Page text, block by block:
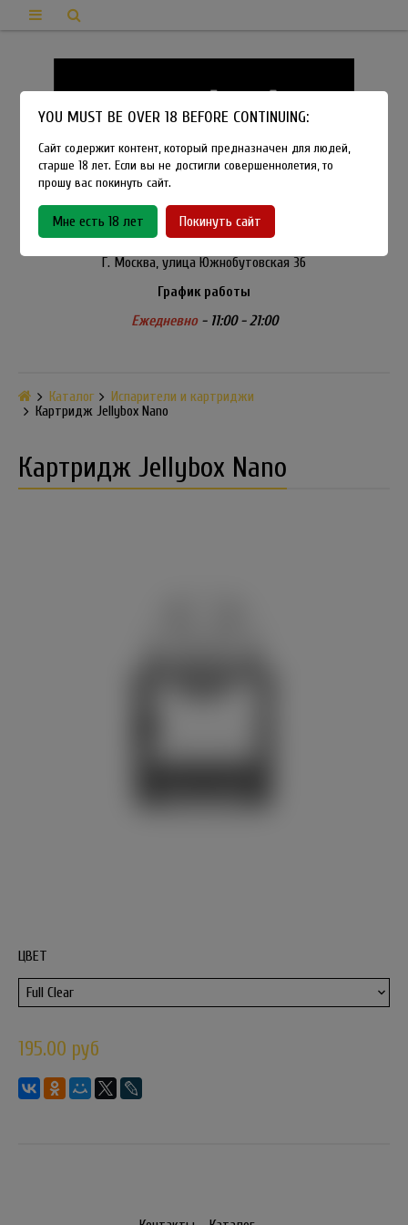
8-915-450-21-92
Розничный магазин Method Vapeshop
Г. Москва, улица Южнобутовская 36
График работы
Ежедневно- 11:00 - 21:00
Каталог
Испарители и картриджи
Картридж Jellybox Nano
Картридж Jellybox Nano
ЦВЕТ
195.00 руб
YOU MUST BE OVER 18 BEFORE CONTINUING:
Сайт содержит контент, который предназначен для людей,
старше 18 лет. Если вы не достигли совершеннолетия, то
прошу вас покинуть сайт.
Мне есть 18 лет Покинуть сайт